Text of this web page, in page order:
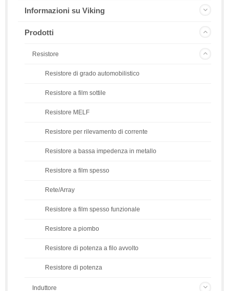
Informazioni su Viking
Prodotti
Resistore
Resistore di grado automobilistico
Resistore a film sottile
Resistore MELF
Resistore per rilevamento di corrente
Resistore a bassa impedenza in metallo
Resistore a film spesso
Rete/Array
Resistore a film spesso funzionale
Resistore a piombo
Resistore di potenza a filo avvolto
Resistore di potenza
Induttore